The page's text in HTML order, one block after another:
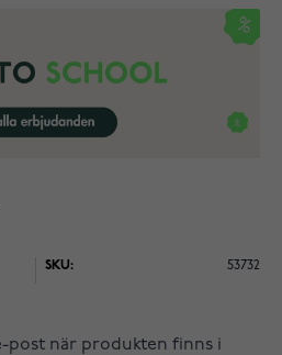
SKU: 53732
post när produkten finns i